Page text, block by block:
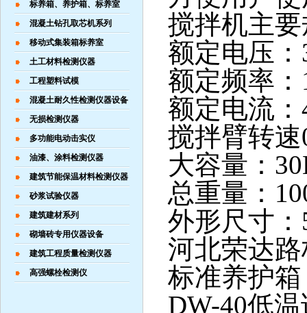
标养箱、养护箱、标养室
混凝土钻孔取芯机系列
移动式集装箱标养室
土工材料检测仪器
工程塑料试模
混凝土耐久性检测仪器设备
无损检测仪器
多功能电动击实仪
油漆、涂料检测仪器
建筑节能保温材料检测仪器
砂浆试验仪器
建筑建材系列
砌墙砖专用仪器设备
建筑工程质量检测仪器
高强螺栓检测仪
搅拌机主
额定电压：
额定频率
额定电流
搅拌臂转
大容量：
总重量：
外形尺寸：
河北荣达
标准养护
DW-40低